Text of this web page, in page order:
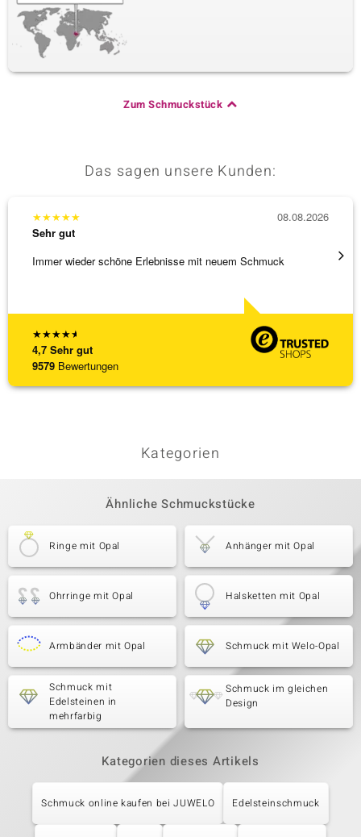
Zum Schmuckstück
Das sagen unsere Kunden:
★★★★★
4,7 Sehr gut
9579 Bewertungen
★★★★★
Sehr gut
Immer wieder schöne Erlebnisse mit neuem Schmuck
08.08.2026
Kategorien
Ähnliche Schmuckstücke
Ringe mit Opal Anhänger mit Opal
Ohrringe mit Opal Halsketten mit Opal
Armbänder mit Opal Schmuck mit Welo-Opal
Schmuck mit
Edelsteinen in
mehrfarbig
Schmuck im gleichen
Design
Kategorien dieses Artikels
Schmuck online kaufen bei JUWELO Edelsteinschmuck